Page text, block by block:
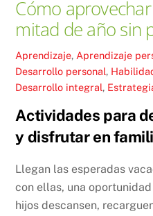
Cómo
mitad de año sin
Aprendizaje, Aprendizaje
Desarrollo personal,
Desarrollo integral,
Actividades para
y disfrutar en
Llegan las esperadas
con ellas, una
hijos descansen,